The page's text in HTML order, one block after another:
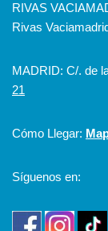
RIVAS
Rivas
MADRID: C/. de
21
Cómo Llegar:
Síguenos en: